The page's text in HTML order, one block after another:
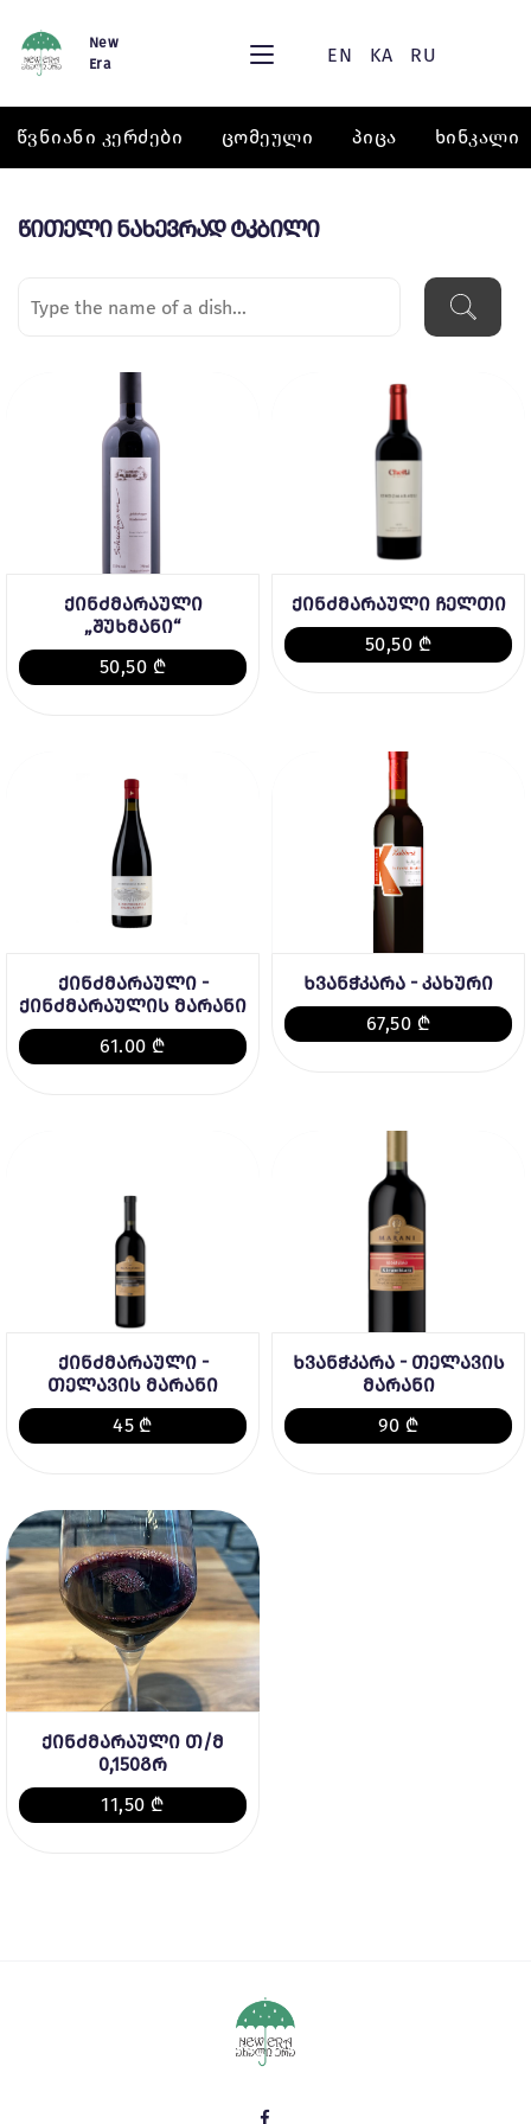
New
Era
EN KA RU
წვნიანი კერძები ცომეული პიცა ხინკალი
წითელი ნახევრად ტკბილი
ქინძმარაული
„შუხმანი“
50,50 ₾
ქინძმარაული ჩელთი
50,50 ₾
ქინძმარაული -
ქინძმარაულის მარანი
61.00 ₾
ხვანჭკარა - კახური
67,50 ₾
ქინძმარაული -
თელავის მარანი
45 ₾
ხვანჭკარა - თელავის
მარანი
90 ₾
ქინძმარაული თ/მ
0,150გრ
11,50 ₾